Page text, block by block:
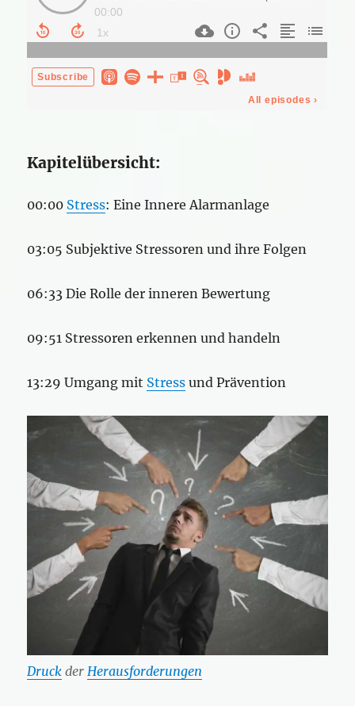
Kapitelübersicht:
00:00 Stress: Eine Innere Alarmanlage
03:05 Subjektive Stressoren und ihre Folgen
06:33 Die Rolle der inneren Bewertung
09:51 Stressoren erkennen und handeln
13:29 Umgang mit Stress und Prävention
Druck derHerausforderungen